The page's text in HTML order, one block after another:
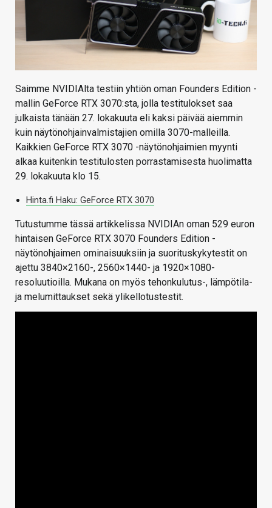
Saimme NVIDIAlta testiin yhtiön oman Founders Edition -
mallin GeForce RTX 3070:sta, jolla testitulokset saa
julkaista tänään 27. lokakuuta eli kaksi päivää aiemmin
kuin näytönohjainvalmistajien omilla 3070-malleilla.
Kaikkien GeForce RTX 3070 -näytönohjaimien myynti
alkaa kuitenkin testitulosten porrastamisesta huolimatta
29. lokakuuta klo 15.
Hinta.fi Haku: GeForce RTX 3070
Tutustumme tässä artikkelissa NVIDIAn oman 529 euron
hintaisen GeForce RTX 3070 Founders Edition -
näytönohjaimen ominaisuuksiin ja suorituskykytestit on
ajettu 3840×2160-, 2560×1440- ja 1920×1080-
resoluutioilla. Mukana on myös tehonkulutus-, lämpötila-
ja melumittaukset sekä ylikellotustestit.